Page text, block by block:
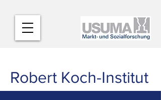
Robert Koch-Institut